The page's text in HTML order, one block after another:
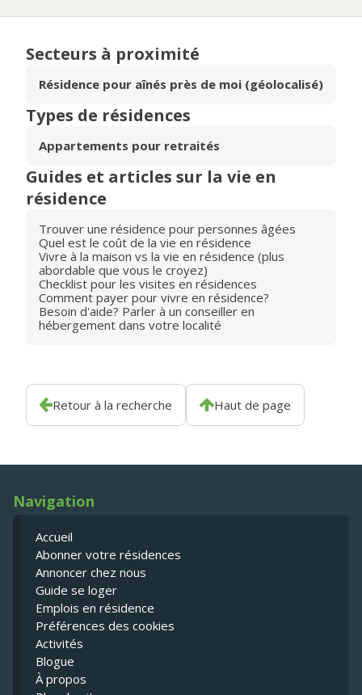
Secteurs à proximité
Résidence pour aînés près de moi (géolocalisé)
Types de résidences
Appartements pour retraités
Guides et articles sur la vie en
résidence
Trouver une résidence pour personnes âgées
Quel est le coût de la vie en résidence
Vivre à la maison vs la vie en résidence (plus
abordable que vous le croyez)
Checklist pour les visites en résidences
Comment payer pour vivre en résidence?
Besoin d'aide? Parler à un conseiller en
hébergement dans votre localité
Retour à la recherche Haut de page
Navigation
Accueil
Abonner votre résidences
Annoncer chez nous
Guide se loger
Emplois en résidence
Préférences des cookies
Activités
Blogue
À propos